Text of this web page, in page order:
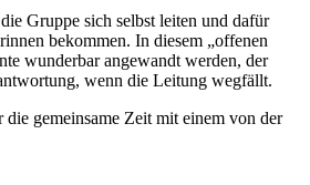
Gruppe sich selbst leiten und dafür
bekommen. In diesem „offenen
wunderbar angewandt werden, der
wenn die Leitung wegfällt.
gemeinsame Zeit mit einem von der